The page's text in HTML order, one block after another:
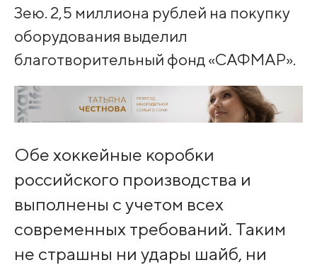
Зею. 2,5 миллиона рублей на покупку
оборудования выделил
благотворительный фонд «САФМАР».
Обе хоккейные коробки
российского производства и
выполнены с учетом всех
современных требований. Таким
не страшны ни удары шайб, ни